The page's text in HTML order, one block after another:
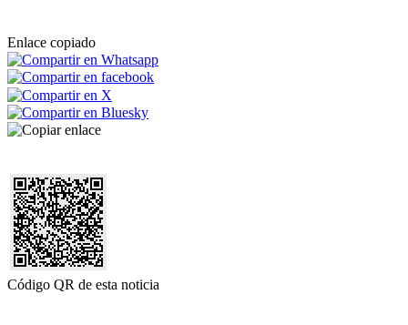
Enlace copiado
Código QR de esta noticia